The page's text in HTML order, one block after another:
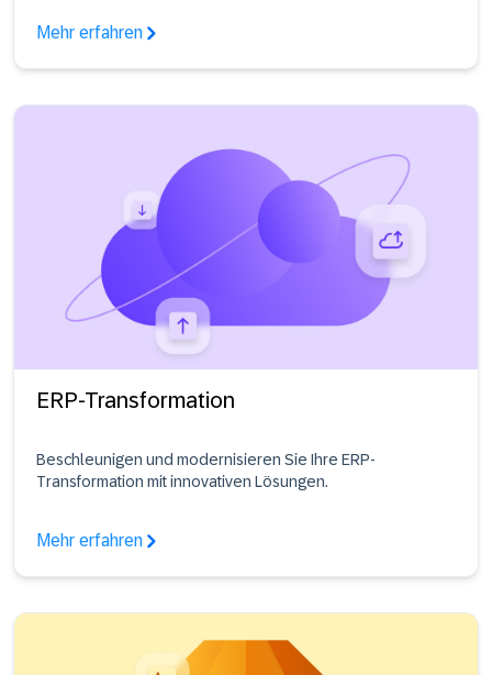
Mehr erfahren
ERP-Transformation
Beschleunigen und modernisieren Sie Ihre ERP-
Transformation mit innovativen Lösungen.
Mehr erfahren